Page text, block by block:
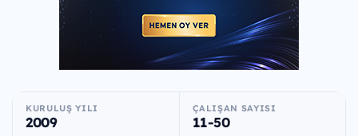
KURULUŞ YILI
2009
ÇALIŞAN SAYISI
11-50